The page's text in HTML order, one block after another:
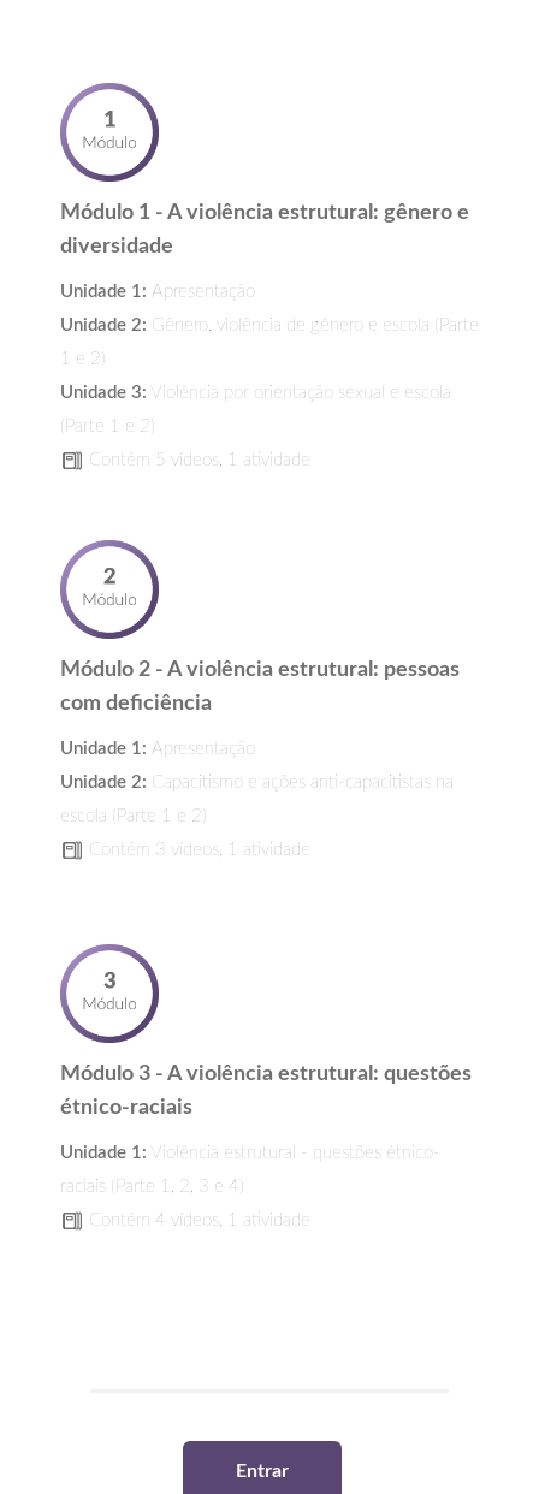
Módulo 1 - A violência estrutural: gênero e
diversidade
Unidade 1: Apresentação
Unidade 2: Gênero, violência de gênero e escola (Parte
1 e 2)
Unidade 3: Violência por orientação sexual e escola
(Parte 1 e 2)
Contém 5 vídeos, 1 atividade
Módulo 2 - A violência estrutural: pessoas
com deficiência
Unidade 1: Apresentação
Unidade 2: Capacitismo e ações anti-capacitistas na
escola (Parte 1 e 2)
Contém 3 vídeos, 1 atividade
Módulo 3 - A violência estrutural: questões
étnico-raciais
Unidade 1: Violência estrutural - questões étnico-
raciais (Parte 1, 2, 3 e 4)
Contém 4 vídeos, 1 atividade
Entrar